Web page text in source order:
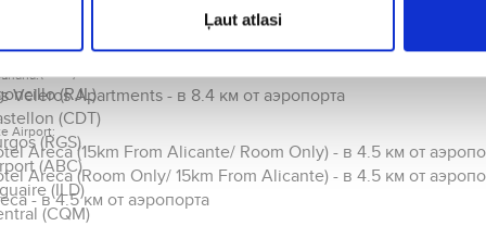
Ļaut atlasi
(PNA)
(VLL)
(RJL)
(CDT)
(RGS)
(ABC)
(ILD)
(CQM)
Roc Costa Park - в 5 км от аэропорта
Veleros Apartments - в 8.4 км от аэропорта
Airport:
Areca (15km From Alicante/ Room Only) - в 4.5 км от
Areca (Room Only/ 15km From Alicante) - в 4.5 км от
- в 4.5 км от аэропорта